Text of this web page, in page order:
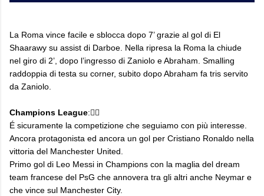
La Roma vince facile e sblocca dopo 7’ grazie al gol di El
Shaarawy su assist di Darboe. Nella ripresa la Roma la chiude
nel giro di 2’, dopo l’ingresso di Zaniolo e Abraham. Smalling
raddoppia di testa su corner, subito dopo Abraham fa tris servito
da Zaniolo.
Champions League:👇🏻
É sicuramente la competizione che seguiamo con più interesse.
Ancora protagonista ed ancora un gol per Cristiano Ronaldo nella
vittoria del Manchester United.
Primo gol di Leo Messi in Champions con la maglia del dream
team francese del PsG che annovera tra gli altri anche Neymar e
che vince sul Manchester City.